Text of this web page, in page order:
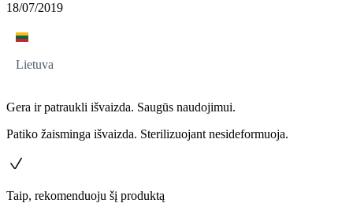
18/07/2019
Lietuva
Gera ir patraukli išvaizda. Saugūs naudojimui.
Patiko žaisminga išvaizda. Sterilizuojant nesideformuoja.
Taip, rekomenduoju šį produktą